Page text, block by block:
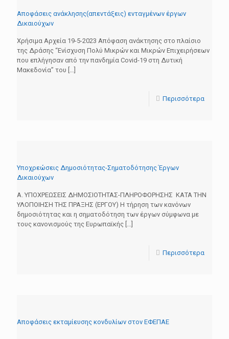
Αποφάσεις ανάκλησης(απεντάξεις) ενταγμένων έργων
Δικαιούχων
Xρήσιμα Αρχεία 19-5-2023 Απόφαση ανάκτησης στο πλαίσιο
της Δράσης “Ενίσχυση Πολύ Μικρών και Μικρών Επιχειρήσεων
που επλήγησαν από την πανδημία Covid-19 στη Δυτική
Μακεδονία” του […]
Περισσότερα
Υποχρεώσεις Δημοσιότητας-Σηματοδότησης Έργων
Δικαιούχων
Α. ΥΠΟΧΡΕΩΣΕΙΣ ΔΗΜΟΣΙΟΤΗΤΑΣ-ΠΛΗΡΟΦΟΡΗΣΗΣ ΚΑΤΑ ΤΗΝ
ΥΛΟΠΟΙΗΣΗ ΤΗΣ ΠΡΑΞΗΣ (ΕΡΓΟΥ) Η τήρηση των κανόνων
δημοσιότητας και η σηματοδότηση των έργων σύμφωνα με
τους κανονισμούς της Ευρωπαϊκής […]
Περισσότερα
Aποφάσεις εκταμίευσης κονδυλίων στον ΕΦΕΠΑΕ